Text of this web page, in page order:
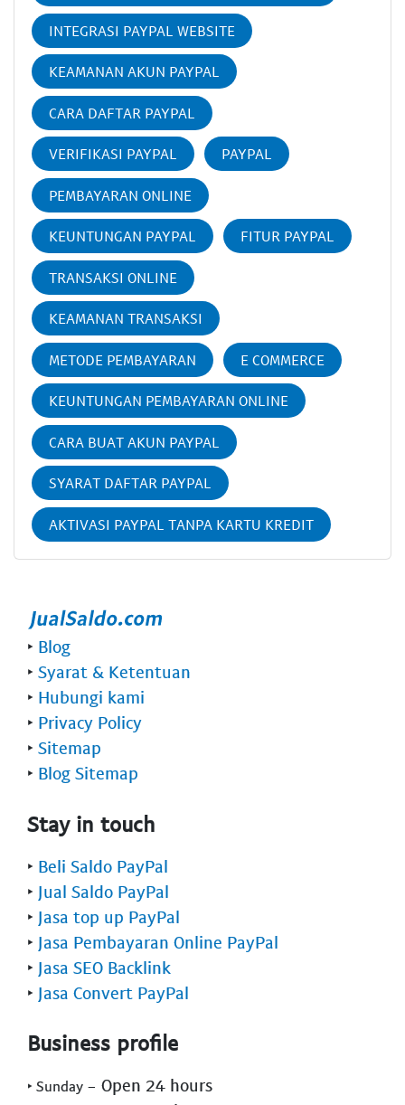
INTEGRASI PAYPAL WEBSITE
KEAMANAN AKUN PAYPAL
CARA DAFTAR PAYPAL
VERIFIKASI PAYPAL PAYPAL
PEMBAYARAN ONLINE
KEUNTUNGAN PAYPAL FITUR PAYPAL
TRANSAKSI ONLINE
KEAMANAN TRANSAKSI
METODE PEMBAYARAN E COMMERCE
KEUNTUNGAN PEMBAYARAN ONLINE
CARA BUAT AKUN PAYPAL
SYARAT DAFTAR PAYPAL
AKTIVASI PAYPAL TANPA KARTU KREDIT
‣ Blog
‣ Syarat & Ketentuan
‣ Hubungi kami
‣ Privacy Policy
‣ Sitemap
‣ Blog Sitemap
Stay in touch
‣ Beli Saldo PayPal
‣ Jual Saldo PayPal
‣ Jasa top up PayPal
‣ Jasa Pembayaran Online PayPal
‣ Jasa SEO Backlink
‣ Jasa Convert PayPal
Business profile
‣ Sunday - Open 24 hours